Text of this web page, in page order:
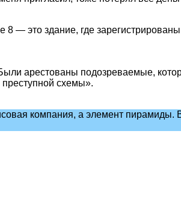
8 — это здание, где
арестованы подозреваемые,
схемы».
компания, а элемент